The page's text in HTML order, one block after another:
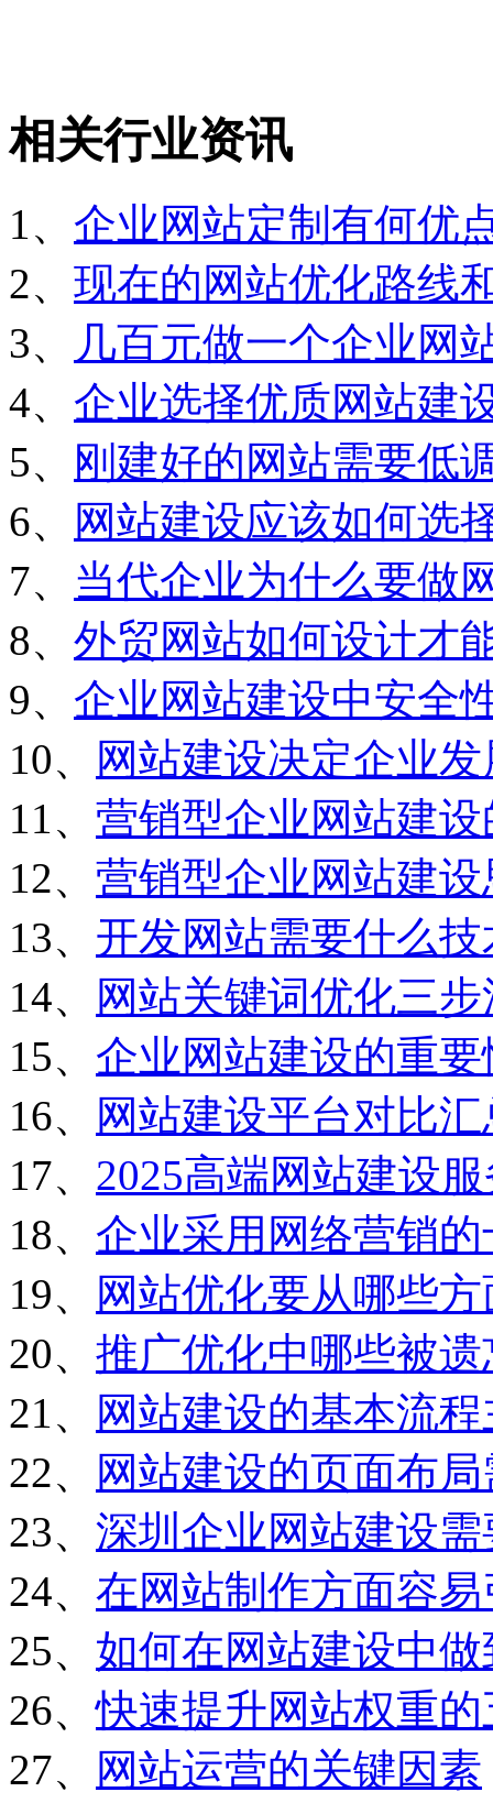
相关行业资讯
1、 企业网站定制有何优
2、 现在的网站优化路线
3、
几百元做一个企业网
4、 企业选择优质网站建
5、
刚建好的网站需要低
6、
网站建设应该如何选
7、 当代企业为什么要做
8、 外贸网站如何设计才
9、 企业网站建设中安全
10、
网站建设决定企业
11、 营销型企业网站建
12、 营销型企业网站建设
13、 开发网站需要什么技
14、
网站关键词优化三步
15、 企业网站建设的重要
16、
网站建设平台对比汇
17、 2025高端网站建设
18、 企业采用网络营销
19、
网站优化要从哪些
20、 推广优化中哪些被
21、
网站建设的基本流
22、
网站建设的页面布
23、 深圳企业网站建设
24、 在网站制作方面容
25、 如何在网站建设中
26、快速提升网站权重
27、
网站运营的关键因素